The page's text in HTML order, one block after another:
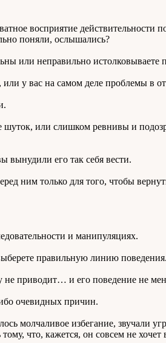
восприятие действительности
поняли, ослышались?
или неправильно истолковываете
у вас на самом деле проблемы в
шуток, или слишком ревнивы и
вынудили его так себя вести.
ним только для того, чтобы
и манипуляциях.
правильную линию поведения.
приводит… и его поведение не
очевидных причин.
молчаливое избегание, звучали
что, кажется, он совсем не хочет